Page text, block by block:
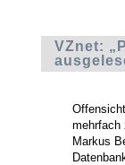
VZnet:
mehrfach
Markus